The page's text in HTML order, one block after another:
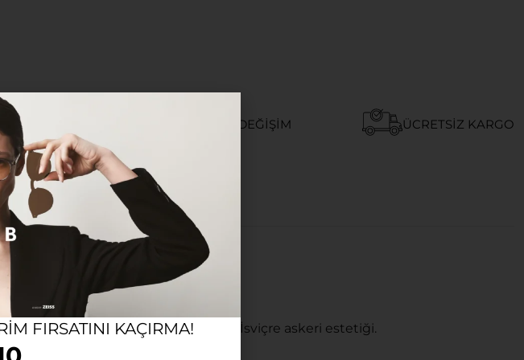
KOLAY İADE VE DEĞIŞIM ÜCRETSIZ KARGO
rafine kadran yerleşimi ve köklü İsviçre askeri estetiği.
FIRSATINI KAÇIRMA!